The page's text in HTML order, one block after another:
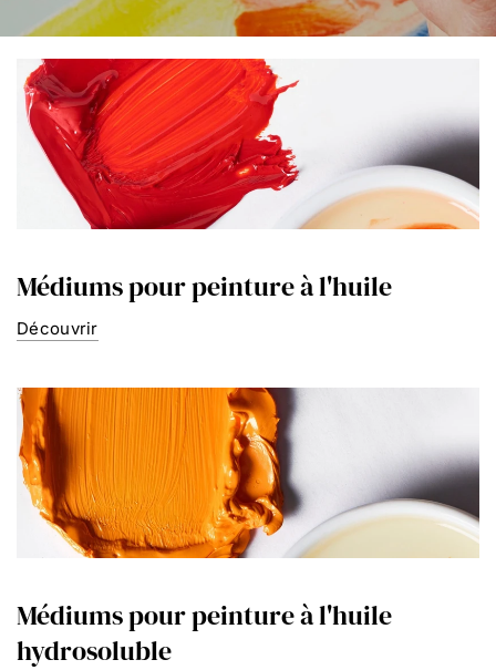
Médiums pour peinture à l'huile
Découvrir
Médiums pour peinture à l'huile
hydrosoluble